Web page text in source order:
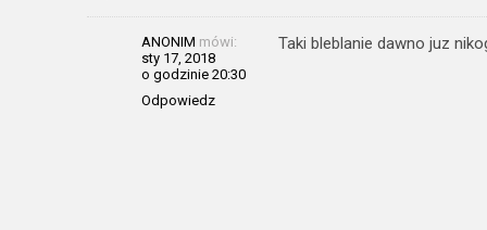
ANONIM mówi:
sty 17, 2018
o godzinie 20:30
Odpowiedz
Taki bleblanie dawno juz